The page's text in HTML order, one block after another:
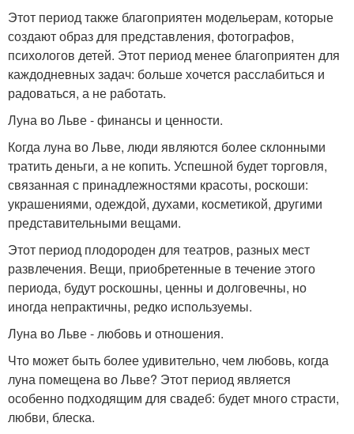
Этот период также благоприятен модельерам, которые
создают образ для представления, фотографов,
психологов детей. Этот период менее благоприятен для
каждодневных задач: больше хочется расслабиться и
радоваться, а не работать.
Луна во Льве - финансы и ценности.
Когда луна во Льве, люди являются более склонными
тратить деньги, а не копить. Успешной будет торговля,
связанная с принадлежностями красоты, роскоши:
украшениями, одеждой, духами, косметикой, другими
представительными вещами.
Этот период плодороден для театров, разных мест
развлечения. Вещи, приобретенные в течение этого
периода, будут роскошны, ценны и долговечны, но
иногда непрактичны, редко используемы.
Луна во Льве - любовь и отношения.
Что может быть более удивительно, чем любовь, когда
луна помещена во Льве? Этот период является
особенно подходящим для свадеб: будет много страсти,
любви, блеска.